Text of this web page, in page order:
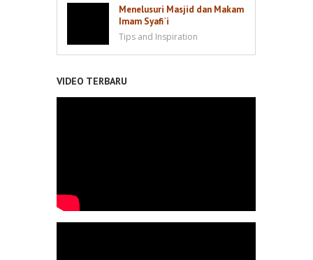
Menelusuri Masjid dan Makam
Imam Syafi`i
Tips and Inspiration
VIDEO TERBARU